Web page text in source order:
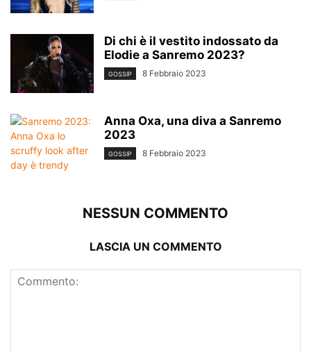
Di chi è il vestito indossato da
Elodie a Sanremo 2023?
GOSSIP 8 Febbraio 2023
Anna Oxa, una diva a Sanremo
2023
GOSSIP 8 Febbraio 2023
NESSUN COMMENTO
LASCIA UN COMMENTO